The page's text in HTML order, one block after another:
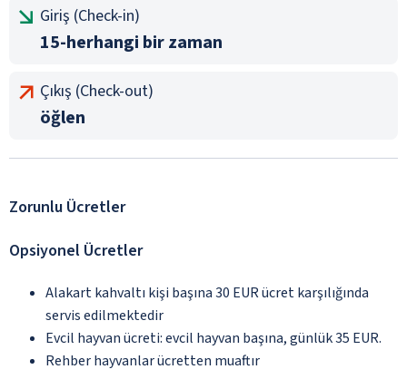
Giriş (Check-in)
15-herhangi bir zaman
Çıkış (Check-out)
öğlen
Zorunlu Ücretler
Opsiyonel Ücretler
Alakart kahvaltı kişi başına 30 EUR ücret karşılığında
servis edilmektedir
Evcil hayvan ücreti: evcil hayvan başına, günlük 35 EUR.
Rehber hayvanlar ücretten muaftır